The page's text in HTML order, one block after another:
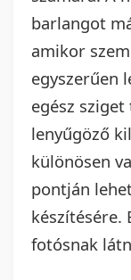
barlangot
amikor
egyszerűen
egész
lenyűgöző
különösen
pontján
készítésére.
fotósnak